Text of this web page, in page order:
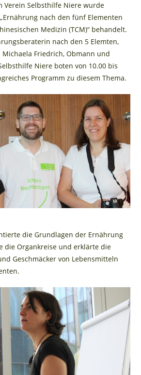
Verein Selbsthilfe Niere wurde
nach den fünf Elementen
Medizin (TCM)“ behandelt.
nach den 5 Elemten,
Friedrich, Obmann und
Niere boten von 10.00 bis
Programm zu diesem Thema.
die Grundlagen der Ernährung
die Organkreise und erklärte die
Geschmäcker von Lebensmitteln